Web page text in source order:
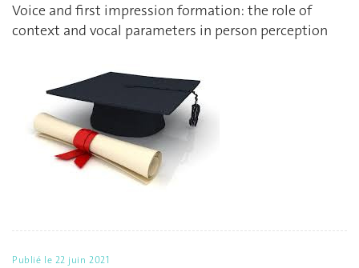
Voice and first impression formation: the role of
context and vocal parameters in person perception
Publié le 22 juin 2021